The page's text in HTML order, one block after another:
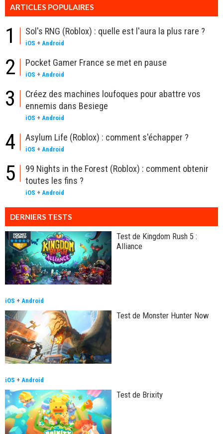
ARTICLES POPULAIRES
1 Sol's RNG (Roblox) : quelle est l'aura la plus rare ?
iOS + Android
2 Pocket Gamer France se met en pause
iOS + Android
3
Créez des machines loufoques pour abattre vos
ennemis dans Besiege
iOS + Android
4 Asylum Life (Roblox) : comment s'échapper ?
iOS + Android
5
99 Nights in the Forest (Roblox) : comment obtenir
toutes les fins ?
iOS + Android
DERNIERS TESTS
Test de Kingdom Rush 5 :
Alliance
iOS + Android
Test de Monster Hunter Now
iOS + Android
Test de Brixity